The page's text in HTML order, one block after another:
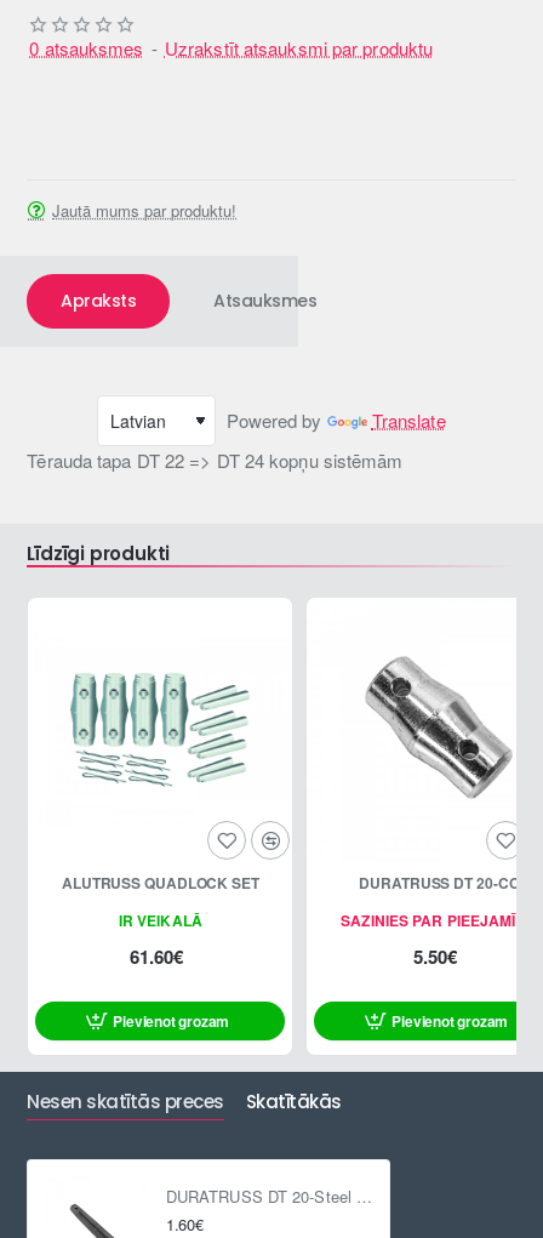
0 atsauksmes - Uzrakstīt atsauksmi par produktu
Jautā mums par produktu!
Apraksts Atsauksmes
Powered by
Translate
Tērauda tapa DT 22 => DT 24 kopņu sistēmām
Līdzīgi produkti
IR VEIKALĀ
ALUTRUSS QUADLOCK SET
61.60€
Pievienot grozam
SAZINIES PAR PIEEJAMĪBU
DURATRUSS DT 20-CC
5.50€
Pievienot grozam
Nesen skatītās preces Skatītākās
DURATRUSS DT 20-Steel Pin
1.60€